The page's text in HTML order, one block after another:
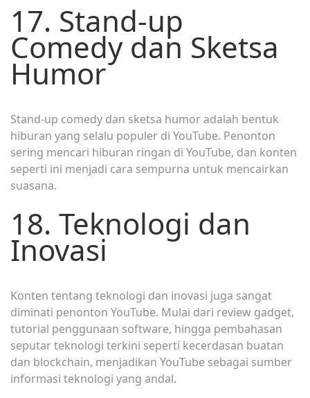
17. Stand-up
Comedy dan Sketsa
Humor
Stand-up comedy dan sketsa humor adalah bentuk
hiburan yang selalu populer di YouTube. Penonton
sering mencari hiburan ringan di YouTube, dan konten
seperti ini menjadi cara sempurna untuk mencairkan
suasana.
18. Teknologi dan
Inovasi
Konten tentang teknologi dan inovasi juga sangat
diminati penonton YouTube. Mulai dari review gadget,
tutorial penggunaan software, hingga pembahasan
seputar teknologi terkini seperti kecerdasan buatan
dan blockchain, menjadikan YouTube sebagai sumber
informasi teknologi yang andal.